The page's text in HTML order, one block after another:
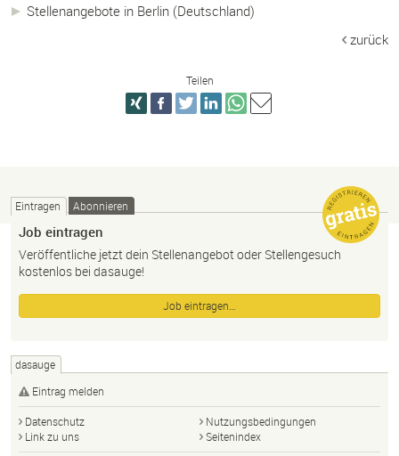
Stellenangebote in Berlin (Deutschland)
zurück
Teilen
Eintragen Abonnieren
Job eintragen
Veröffentliche jetzt dein Stellenangebot oder Stellengesuch
kostenlos bei dasauge!
Job eintragen…
dasauge
Eintrag melden
Datenschutz
Nutzungsbedingungen
Link zu uns
Seitenindex